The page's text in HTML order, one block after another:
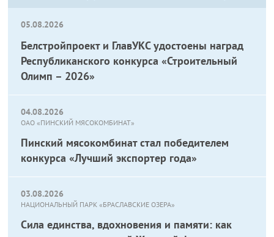
05.08.2026
Белстройпроект и ГлавУКС удостоены наград
Республиканского конкурса «Строительный
Олимп – 2026»
04.08.2026
ОАО «ПИНСКИЙ МЯСОКОМБИНАТ»
Пинский мясокомбинат стал победителем
конкурса «Лучший экспортер года»
03.08.2026
НАЦИОНАЛЬНЫЙ ПАРК «БРАСЛАВСКИЕ ОЗЕРА»
Сила единства, вдохновения и памяти: как